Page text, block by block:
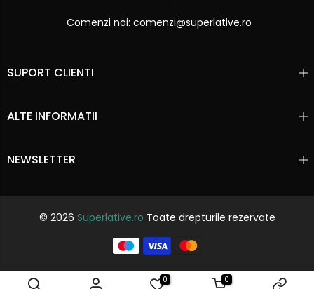
Comenzi noi: comenzi@superlative.ro
SUPORT CLIENTI
ALTE INFORMATII
NEWSLETTER
© 2026 Superlative.ro Toate drepturile rezervate
0 0